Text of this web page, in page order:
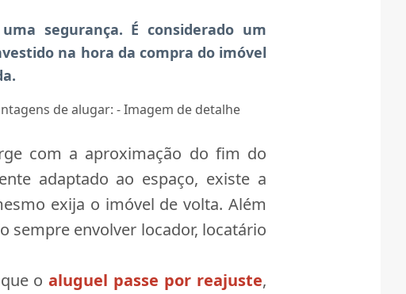
segurança. É considerado um
na hora da compra do imóvel
com a aproximação do fim do
adaptado ao espaço, existe a
exija o imóvel de volta. Além
sempre envolver locador, locatário
que oaluguel passe por reajuste,